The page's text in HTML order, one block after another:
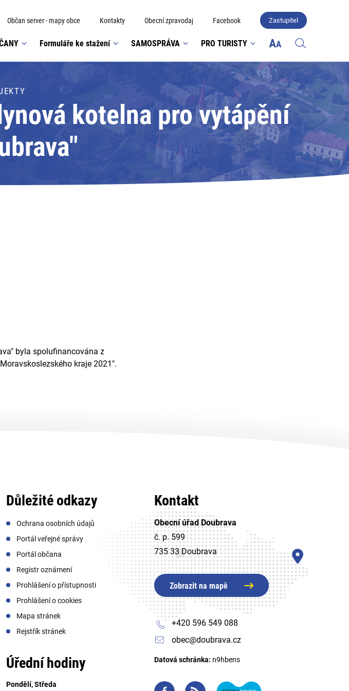
Občan server - mapy obce Kontakty Obecní zpravodaj Facebook Zastupitel
Formuláře ke stažení SAMOSPRÁVA PRO TURISTY
kotelna pro vytápění
byla spolufinancována z
kraje 2021".
Důležité odkazy
Ochrana osobních údajů
Portál veřejné správy
Portál občana
Registr oznámení
Prohlášení o přístupnosti
Prohlášení o cookies
Mapa stránek
Rejstřík stránek
Úřední hodiny
Pondělí, Středa
Kontakt
Obecní úřad Doubrava
č. p. 599
735 33 Doubrava
Zobrazit na mapě
+420 596 549 088
obec@doubrava.cz
Datová schránka: n9hbens